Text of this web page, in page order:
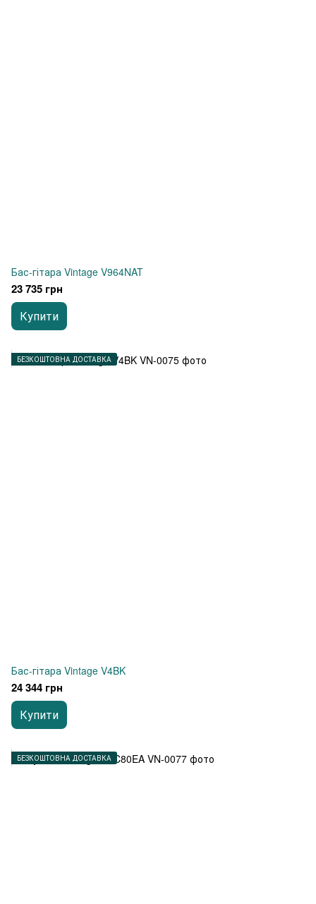
Бас-гітара Vintage V964NAT
23 735 грн
Купити
БЕЗКОШТОВНА ДОСТАВКА
Бас-гітара Vintage V4BK
24 344 грн
Купити
БЕЗКОШТОВНА ДОСТАВКА